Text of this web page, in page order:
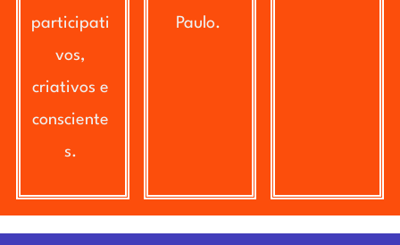
participati
vos,
criativos e
consciente
s.
Paulo.